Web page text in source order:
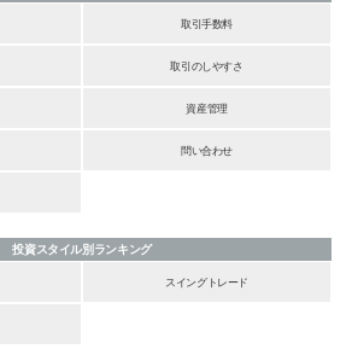
取引手数料
取引のしやすさ
資産管理
問い合わせ
投資スタイル別ランキング
スイングトレード